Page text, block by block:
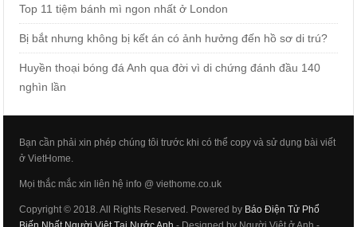
Top 11 tiệm bánh mì ngon nhất ở London
Bị bắt nhưng không bị kết án có ảnh hưởng đến hồ sơ di trú?
Huyền thoại bóng đá Anh qua đời vì di chứng đánh đầu 140
nghìn lần
Bạn cần phải xin phép chúng tôi trước khi có thể copy và sử dụng bài viết
ở VietHome.
Mọi thắc mắc xin liên hệ info @ viethome.co.uk
Copyright © 2018. All Rights Reserved. Powered by Báo Điện Tử Phổ